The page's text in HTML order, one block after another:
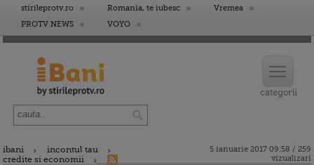
stirileprotv.ro Romania, te iubesc
Vremea
PROTV NEWS
VOYO
ibani
incontul tau
credite si economii
5 ianuarie 2017 09:58 / 259
vizualizari